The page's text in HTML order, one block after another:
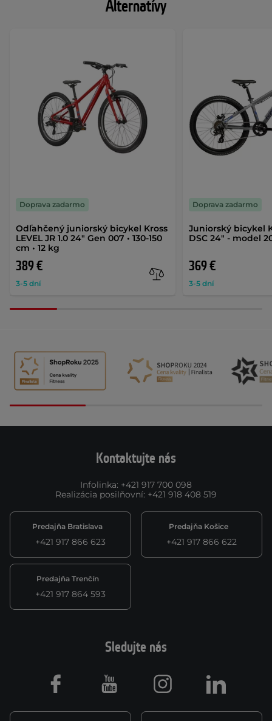
Alternatívy
Odľahčený juniorský bicykel Kross
LEVEL JR 1.0 24" Gen 007 • 130-150
cm • 12 kg
389 €
3-5 dní
Doprava zadarmo
Juniorský bicykel
DSC 24" - model
369 €
3-5 dní
Doprava zadarmo
Kontaktujte nás
Infolinka: +421 917 700 098
Realizácia posilňovní: +421 918 408 519
Predajňa Bratislava
+421 917 866 623
Predajňa Košice
+421 917 866 622
Predajňa Trenčín
+421 917 864 593
Sledujte nás
Facebook Youtube Instagram LinkedIn